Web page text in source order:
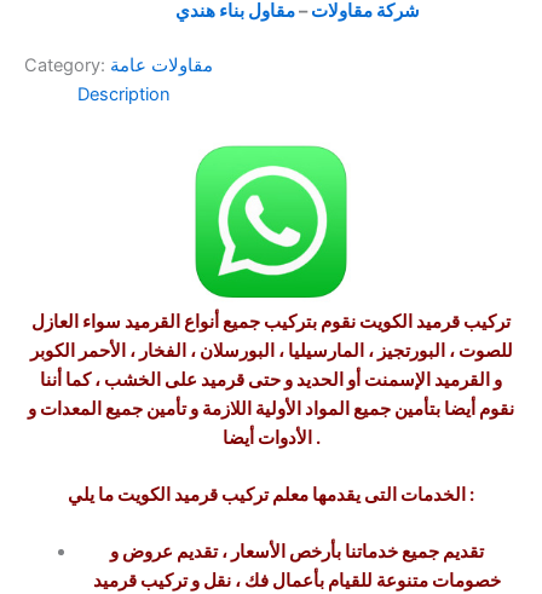
شركة مقاولات–مقاول بناء هندي
Category: مقاولات عامة
Description
تركيب قرميد الكويت نقوم بتركيب جميع أنواع القرميد سواء العازل
للصوت ، البورتجيز ، المارسيليا ، البورسلان ، الفخار ، الأحمر الكوبر
و القرميد الإسمنت أو الحديد و حتى قرميد على الخشب ، كما أننا
نقوم أيضا بتأمين جميع المواد الأولية اللازمة و تأمين جميع المعدات و
الأدوات أيضا .
الخدمات التى يقدمها معلم تركيب قرميد الكويت ما يلي :
تقديم جميع خدماتنا بأرخص الأسعار ، تقديم عروض و
خصومات متنوعة للقيام بأعمال فك ، نقل و تركيب قرميد